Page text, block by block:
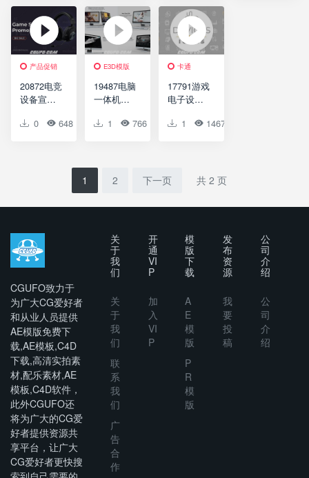
Store
Promo
Subscribe
Buttons
Pack
Product
Sale
Promo
B128
产品促销
20872电竞
设备宣传
AE模板
B100
0 648 0 0
E3D模版
19487电脑
一体机模
示AE模板
Website
Presentati
on
1 766 0 0
卡通
17791游戏
电子设备
AE模板
1 1467
1 2 下一页 共 2 页
CGUFO致力于
为广大CG爱好者
和从业人员提供
AE模版免费下
载,AE模板,C4D
下载,高清实拍素
材,配乐素材,AE
模板,C4D软件，
此外CGUFO还
将为广大的CG爱
好者提供资源共
享平台，让广大
CG爱好者更快搜
关
于
我
们
关
于
我
们
联
系
我
们
广
告
合
作
开
通
VI
P
加
入
VI
P
模
版
下
载
A
E
模
版
P
R
模
版
发
布
资
源
我
要
投
稿
公
司
介
绍
公
司
介
绍